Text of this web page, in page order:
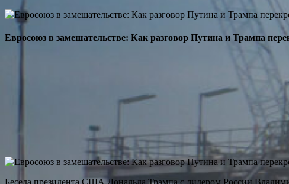
Евросоюз в замешательстве: Как разговор Путина и Трампа
Беседа президента США Дональда Трампа с лидером России